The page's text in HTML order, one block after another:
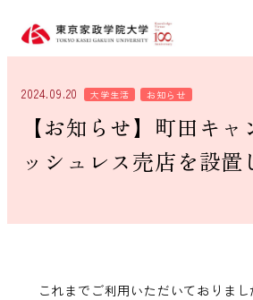
2024.09.20 大学生活 お知らせ
【お知らせ】町田キ
ッシュレス売店を設置
これまでご利用いただいておりま